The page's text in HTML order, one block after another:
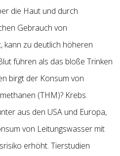
die Haut und durch
Gebrauch von
kann zu deutlich höheren
führen als das bloße Trinken
birgt der Konsum von
(THM)? Krebs.
aus den USA und Europa,
von Leitungswasser mit
erhöht. Tierstudien